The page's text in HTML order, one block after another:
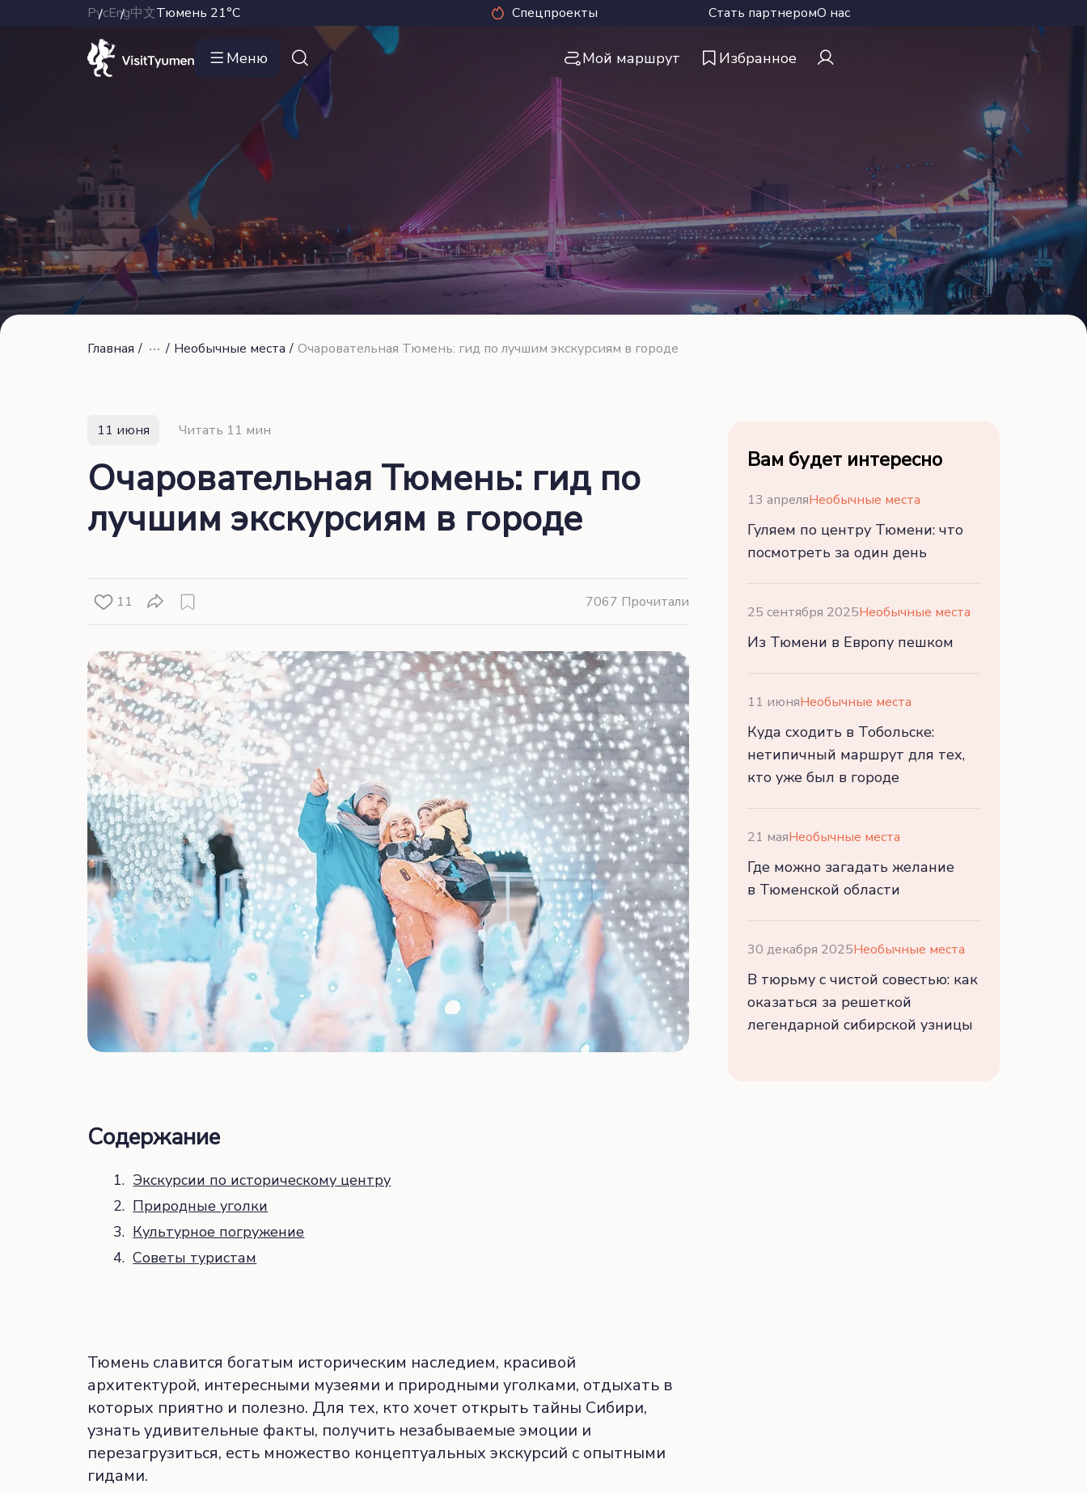
РусEng中文Тюмень 21°C Спецпроекты Стать партнеромО нас
Меню Мой маршрут Избранное
Главная / / Необычные места / Очаровательная Тюмень: гид по лучшим экскурсиям в городе
11 июня Читать 11 мин
Очаровательная Тюмень: гид по
лучшим экскурсиям в городе
11 7067 Прочитали
Содержание
Экскурсии по историческому центру
Природные уголки
Культурное погружение
Советы туристам
Тюмень славится богатым историческим наследием, красивой
архитектурой, интересными музеями и природными уголками, отдыхать в
которых приятно и полезно. Для тех, кто хочет открыть тайны Сибири,
узнать удивительные факты, получить незабываемые эмоции и
перезагрузиться, есть множество концептуальных экскурсий с опытными
гидами.
Вам будет интересно
13 апреляНеобычные места
Гуляем по центру Тюмени: что
посмотреть за один день
25 сентября 2025Необычные места
Из Тюмени в Европу пешком
11 июняНеобычные места
Куда сходить в Тобольске:
нетипичный маршрут для тех,
кто уже был в городе
21 маяНеобычные места
Где можно загадать желание
в Тюменской области
30 декабря 2025Необычные места
В тюрьму с чистой совестью: как
оказаться за решеткой
легендарной сибирской узницы